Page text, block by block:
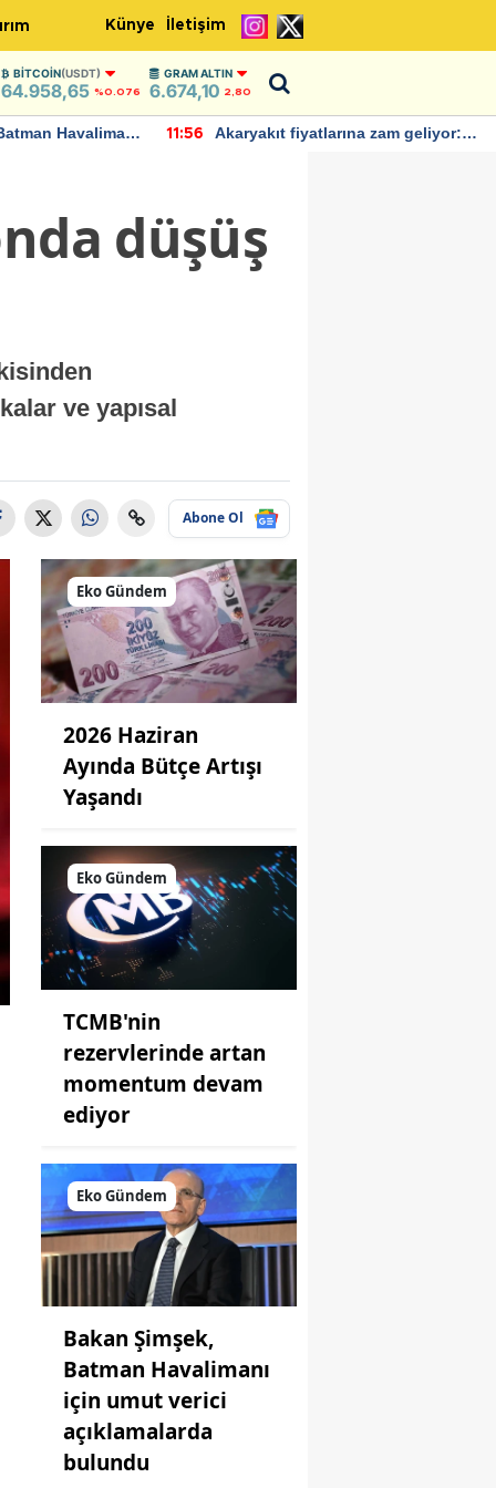
Künye İletişim
BITCOIN(USDT)
64.958,65 %0.076
GRAM ALTIN
6.674,10 2,80
Havalimanı
11:56
Akaryakıt fiyatlarına zam geliyor:
düşüş
ve yapısal
Abone Ol
Eko Gündem
2026 Haziran
Ayında Bütçe Artışı
Yaşandı
Eko Gündem
TCMB'nin
rezervlerinde artan
momentum devam
ediyor
Eko Gündem
Bakan Şimşek,
Batman Havalimanı
için umut verici
açıklamalarda
bulundu